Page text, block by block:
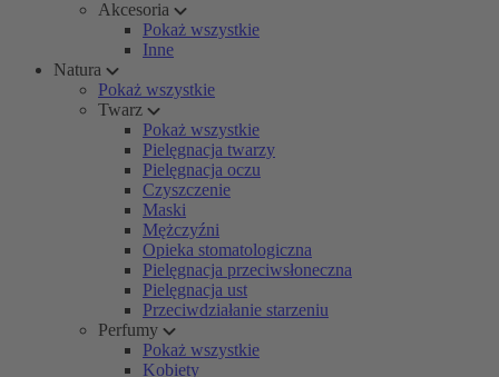
Akcesoria
Pokaż wszystkie
Inne
Natura
Pokaż wszystkie
Twarz
Pokaż wszystkie
Pielęgnacja twarzy
Pielęgnacja oczu
Czyszczenie
Maski
Mężczyźni
Opieka stomatologiczna
Pielęgnacja przeciwsłoneczna
Pielęgnacja ust
Przeciwdziałanie starzeniu
Perfumy
Pokaż wszystkie
Kobiety